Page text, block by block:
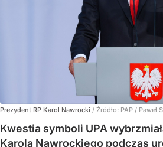
Prezydent RP Karol Nawrocki / Źródło: PAP / Paweł
Kwestia symboli UPA
Karola Nawrockiego podczas